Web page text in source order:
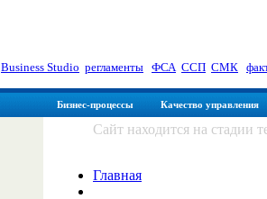
Business Studio регламенты ФСА| ССП СМК
Бизнес-процессы Качество управления
Сайт находится на стадии
Главная